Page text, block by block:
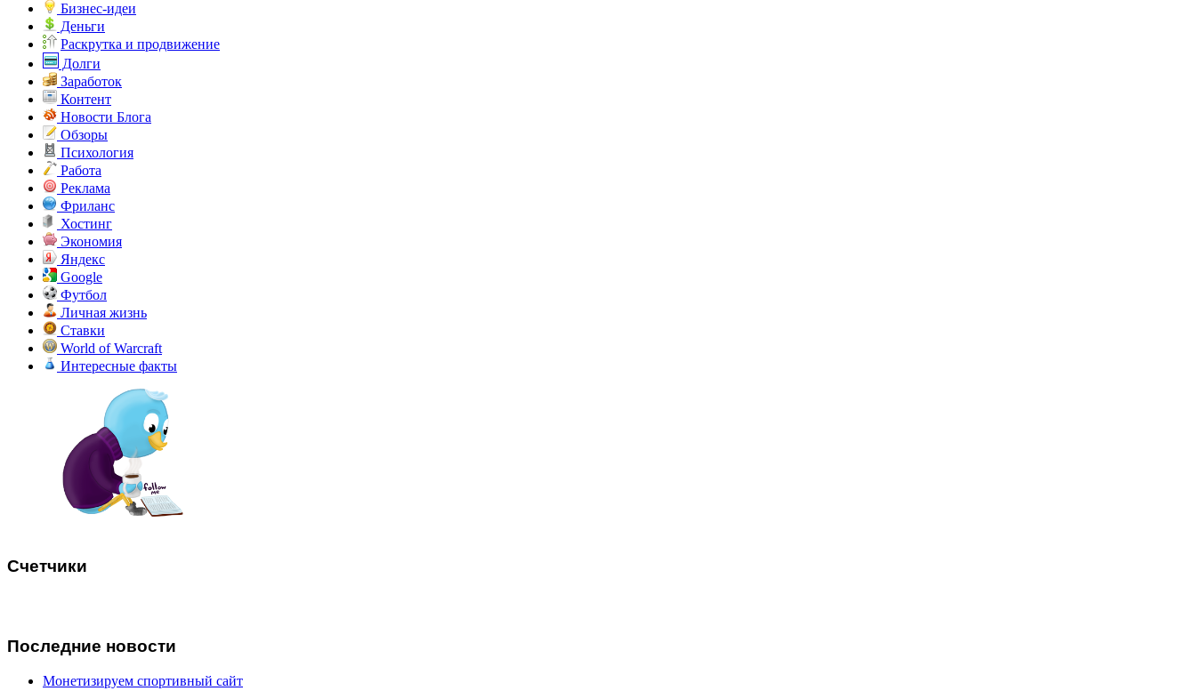
Бизнес-идеи
Деньги
Раскрутка и продвижение
Долги
Заработок
Контент
Новости Блога
Обзоры
Психология
Работа
Реклама
Фриланс
Хостинг
Экономия
Яндекс
Google
Футбол
Личная жизнь
Ставки
World of Warcraft
Интересные факты
Счетчики
Последние новости
Монетизируем спортивный сайт